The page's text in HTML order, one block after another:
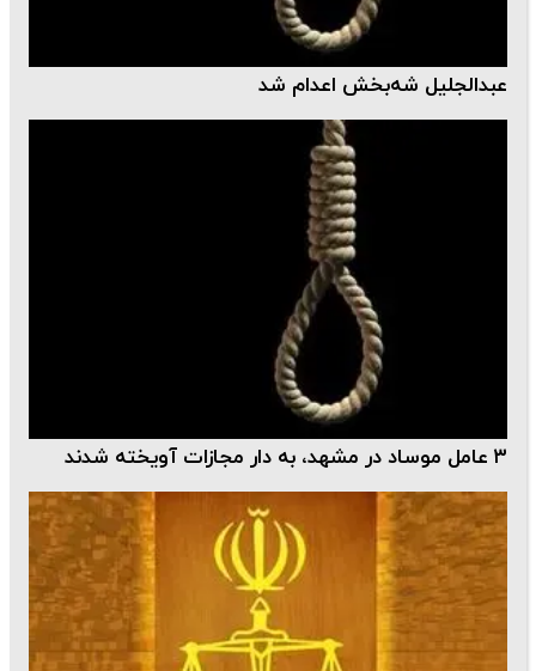
عبدالجلیل شه‌بخش اعدام شد
۳ عامل موساد در مشهد، به دار مجازات آویخته شدند